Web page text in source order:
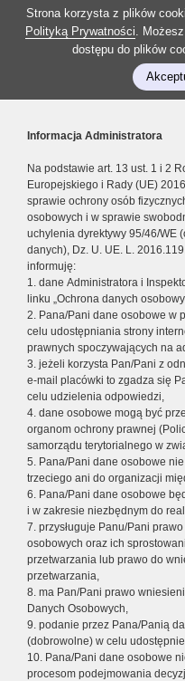
Strona korzysta z plików
Polityką Prywatności.
dostępu do plików
Informacja Administratora
Na podstawie art. 13 ust. 1 i 2
Europejskiego i Rady (UE)
sprawie ochrony osób
osobowych i w sprawie
uchylenia dyrektywy 95/46/WE
danych), Dz. U. UE. L.
informuję:
1. dane Administratora i
linku „Ochrona danych
2. Pana/Pani dane osobowe w
celu udostępniania strony
prawnych spoczywających na
3. jeżeli korzysta Pan/Pani z
e-mail placówki to zgadza się
celu udzielenia odpowiedzi,
4. dane osobowe mogą być
organom ochrony prawnej
samorządu terytorialnego w
5. Pana/Pani dane osobowe
trzeciego ani do organizacji
6. Pana/Pani dane osobowe
i w zakresie niezbędnym do
7. przysługuje Panu/Pani
osobowych oraz ich
przetwarzania lub prawo do
przetwarzania,
8. ma Pan/Pani prawo
Danych Osobowych,
9. podanie przez Pana/Panią
(dobrowolne) w celu
10. Pana/Pani dane osobowe
procesom podejmowania